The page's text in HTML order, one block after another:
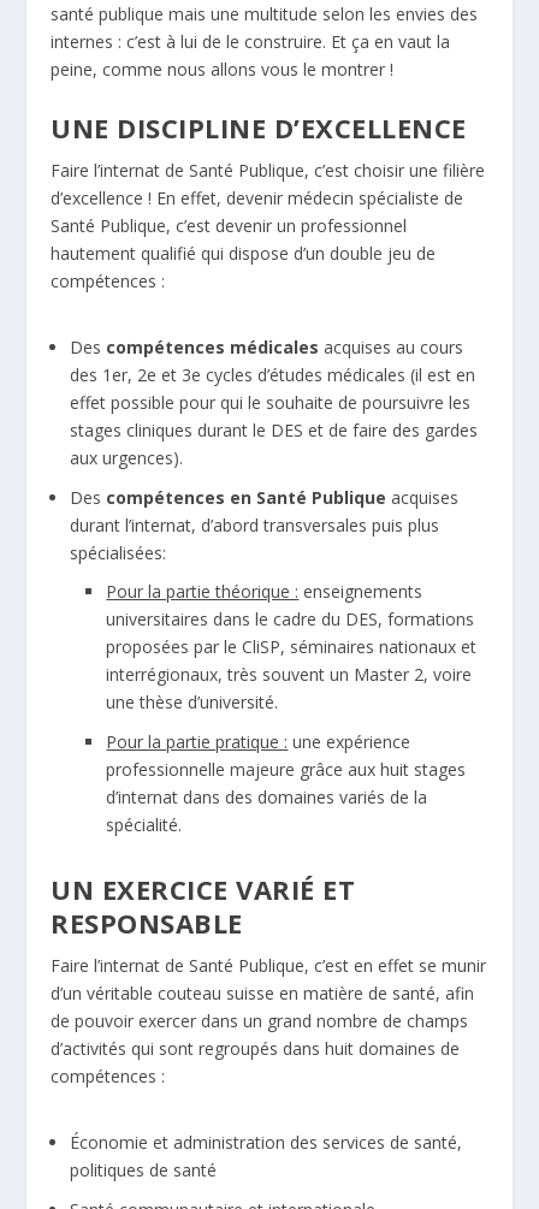
santé publique mais une multitude selon les envies des
internes : c’est à lui de le construire. Et ça en vaut la
peine, comme nous allons vous le montrer !
UNE DISCIPLINE D’EXCELLENCE
Faire l’internat de Santé Publique, c’est choisir une filière
d’excellence ! En effet, devenir médecin spécialiste de
Santé Publique, c’est devenir un professionnel
hautement qualifié qui dispose d’un double jeu de
compétences :
Des compétences médicales acquises au cours
des 1er, 2e et 3e cycles d’études médicales (il est en
effet possible pour qui le souhaite de poursuivre les
stages cliniques durant le DES et de faire des gardes
aux urgences).
Des compétences en Santé Publique acquises
durant l’internat, d’abord transversales puis plus
spécialisées:
Pour la partie théorique : enseignements
universitaires dans le cadre du DES, formations
proposées par le CliSP, séminaires nationaux et
interrégionaux, très souvent un Master 2, voire
une thèse d’université.
Pour la partie pratique : une expérience
professionnelle majeure grâce aux huit stages
d’internat dans des domaines variés de la
spécialité.
UN EXERCICE VARIÉ ET
RESPONSABLE
Faire l’internat de Santé Publique, c’est en effet se munir
d’un véritable couteau suisse en matière de santé, afin
de pouvoir exercer dans un grand nombre de champs
d’activités qui sont regroupés dans huit domaines de
compétences :
Économie et administration des services de santé,
politiques de santé